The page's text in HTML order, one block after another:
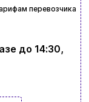
перевозчика
до 14:30,